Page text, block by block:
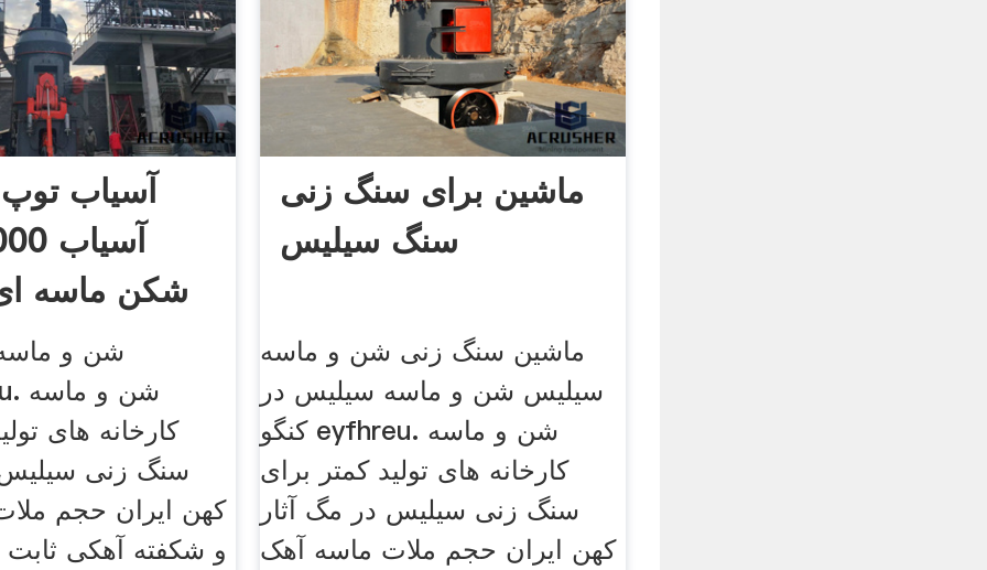
آسیاب
شکن ماسه
شن و
کارخانه های
سنگ زنی سیلیس
كهن ايران حجم
و شکفته آهکی
ماشین برای سنگ زنی
سنگ سیلیس
ماشین سنگ زنی شن و ماسه
سیلیس شن و ماسه سیلیس در
کنگو eyfhreu. شن و ماسه
کارخانه های تولید کمتر برای
سنگ زنی سیلیس در مگ آثار
كهن ايران حجم ملات ماسه آهک